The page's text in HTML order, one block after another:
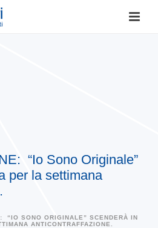
“Io Sono Originale”
per la settimana
“IO SONO ORIGINALE” SCENDERÀ IN
ANTICONTRAFFAZIONE.